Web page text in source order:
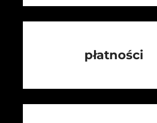
płatności